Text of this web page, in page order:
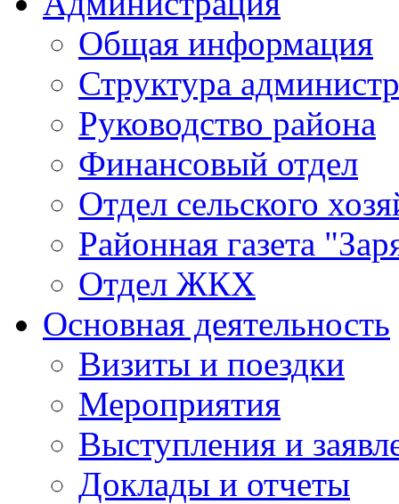
Общая информация
Структура
Руководство района
Финансовый отдел
Отдел сельского
Районная газета
Отдел ЖКХ
Основная деятельность
Визиты и поездки
Мероприятия
Выступления и
Доклады и отчеты